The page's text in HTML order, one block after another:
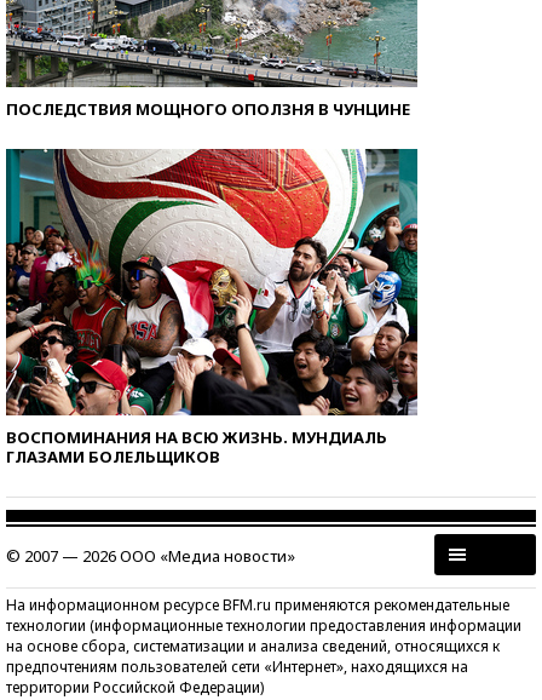
ПОСЛЕДСТВИЯ МОЩНОГО ОПОЛЗНЯ В ЧУНЦИНЕ
ВОСПОМИНАНИЯ НА ВСЮ ЖИЗНЬ. МУНДИАЛЬ
ГЛАЗАМИ БОЛЕЛЬЩИКОВ
© 2007 — 2026 ООО «Медиа новости»
На информационном ресурсе BFM.ru применяются рекомендательные
технологии (информационные технологии предоставления информации
на основе сбора, систематизации и анализа сведений, относящихся к
предпочтениям пользователей сети «Интернет», находящихся на
территории Российской Федерации)